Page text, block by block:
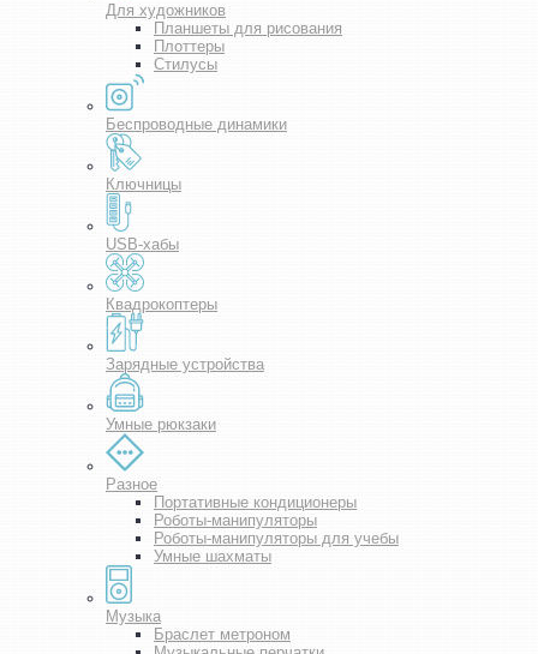
Для художников
Планшеты для рисования
Плоттеры
Стилусы
Беспроводные динамики
Ключницы
USB-хабы
Квадрокоптеры
Зарядные устройства
Умные рюкзаки
Разное
Портативные кондиционеры
Роботы-манипуляторы
Роботы-манипуляторы для учебы
Умные шахматы
Музыка
Браслет метроном